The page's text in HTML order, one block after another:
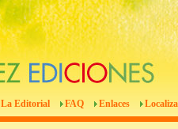
La Editorial FAQ Enlaces